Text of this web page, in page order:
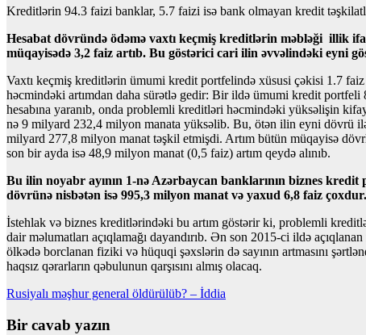
Kreditlərin 94.3 faizi banklar, 5.7 faizi isə bank olmayan kredit
Hesabat dövründə ödəmə vaxtı keçmiş kreditlərin məbləği illik
müqayisədə 3,2 faiz artıb. Bu göstərici cari ilin əvvəlindəki eyni
Vaxtı keçmiş kreditlərin ümumi kredit portfelində xüsusi çəkisi 1.7
həcmindəki artımdan daha sürətlə gedir: Bir ildə ümumi kredit
hesabına yaranıb, onda problemli kreditləri həcmindəki yüksəlişin
nə 9 milyard 232,4 milyon manata yüksəlib. Bu, ötən ilin eyni dövrü
milyard 277,8 milyon manat təşkil etmişdi. Artım bütün müqayisə
son bir ayda isə 48,9 milyon manat (0,5 faiz) artım qeydə alınıb.
Bu ilin noyabr ayının 1-nə Azərbaycan banklarının biznes
dövrünə nisbətən isə 995,3 milyon manat və yaxud 6,8 faiz çoxdur.
İstehlak və biznes kreditlərindəki bu artım göstərir ki, problemli
dair məlumatları açıqlamağı dayandırıb. Ən son 2015-ci ildə
ölkədə borclanan fiziki və hüquqi şəxslərin də sayının artmasını
haqsız qərarların qəbulunun qarşısını almış olacaq.
Yazı
naviqasiyası
Rusiyalı məşhur general öldürülüb? – İddia
Bir cavab yazın